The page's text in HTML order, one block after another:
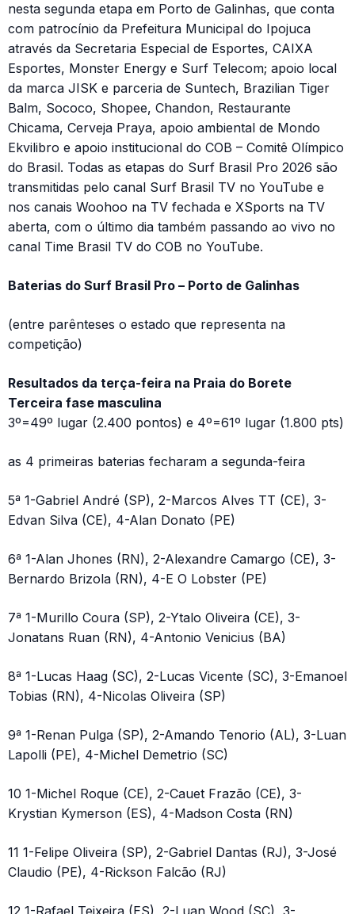
nesta segunda etapa em Porto de Galinhas, que conta
com patrocínio da Prefeitura Municipal do Ipojuca
através da Secretaria Especial de Esportes, CAIXA
Esportes, Monster Energy e Surf Telecom; apoio local
da marca JISK e parceria de Suntech, Brazilian Tiger
Balm, Sococo, Shopee, Chandon, Restaurante
Chicama, Cerveja Praya, apoio ambiental de Mondo
Ekvilibro e apoio institucional do COB – Comitê Olímpico
do Brasil. Todas as etapas do Surf Brasil Pro 2026 são
transmitidas pelo canal Surf Brasil TV no YouTube e
nos canais Woohoo na TV fechada e XSports na TV
aberta, com o último dia também passando ao vivo no
canal Time Brasil TV do COB no YouTube.
Baterias do Surf Brasil Pro – Porto de Galinhas
(entre parênteses o estado que representa na
competição)
Resultados da terça-feira na Praia do Borete
Terceira fase masculina
3º=49º lugar (2.400 pontos) e 4º=61º lugar (1.800 pts)
as 4 primeiras baterias fecharam a segunda-feira
5ª 1-Gabriel André (SP), 2-Marcos Alves TT (CE), 3-
Edvan Silva (CE), 4-Alan Donato (PE)
6ª 1-Alan Jhones (RN), 2-Alexandre Camargo (CE), 3-
Bernardo Brizola (RN), 4-E O Lobster (PE)
7ª 1-Murillo Coura (SP), 2-Ytalo Oliveira (CE), 3-
Jonatans Ruan (RN), 4-Antonio Venicius (BA)
8ª 1-Lucas Haag (SC), 2-Lucas Vicente (SC), 3-Emanoel
Tobias (RN), 4-Nicolas Oliveira (SP)
9ª 1-Renan Pulga (SP), 2-Amando Tenorio (AL), 3-Luan
Lapolli (PE), 4-Michel Demetrio (SC)
10 1-Michel Roque (CE), 2-Cauet Frazão (CE), 3-
Krystian Kymerson (ES), 4-Madson Costa (RN)
11 1-Felipe Oliveira (SP), 2-Gabriel Dantas (RJ), 3-José
Claudio (PE), 4-Rickson Falcão (RJ)